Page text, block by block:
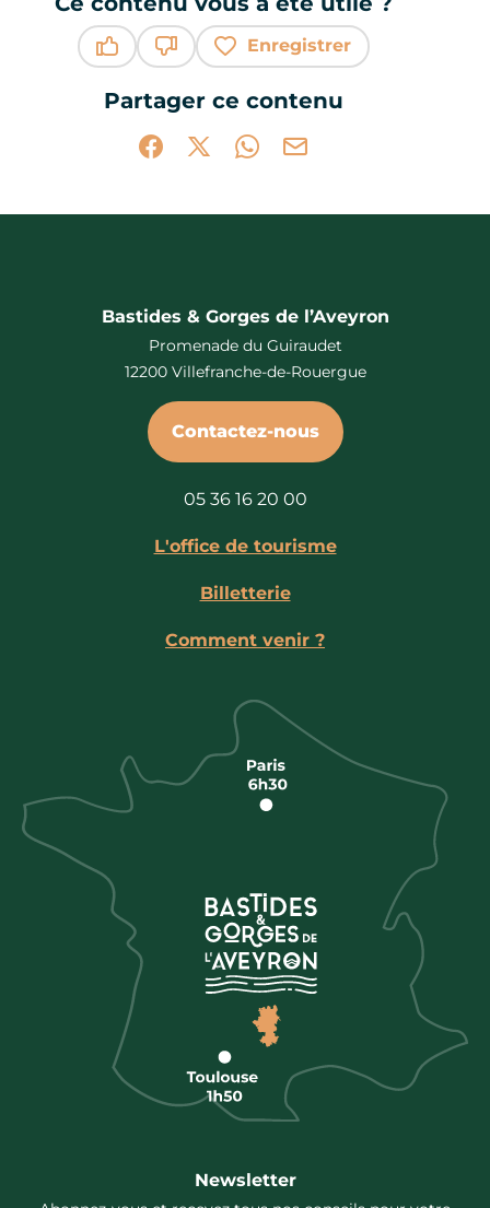
Enregistrer
Partager ce contenu
Partager sur Facebook (nouvelle
Partager sur X / Twitter (nouvelle
Partager sur WhatsApp
Partager par mail
Bastides & Gorges de l’Aveyron
Promenade du Guiraudet
12200 Villefranche-de-Rouergue
Contactez-nous
05 36 16 20 00
L'office de tourisme
Billetterie
Comment venir ?
Newsletter